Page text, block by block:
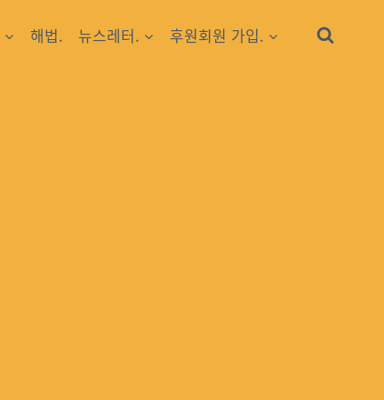
해법. 뉴스레터. 후원회원 가입.